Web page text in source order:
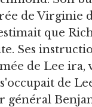
de Virginie
que
Ses
de Lee ira,
de
général